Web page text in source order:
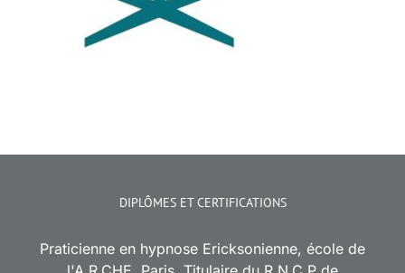
DIPLÔMES ET CERTIFICATIONS
Praticienne en hypnose Ericksonienne, école de